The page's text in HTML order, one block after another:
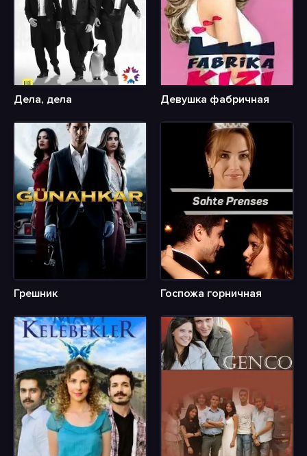
Дела, дела Девушка фабричная
Грешник Госпожа горничная